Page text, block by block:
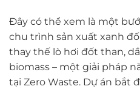
Đây có thể xem là một
chu trình sản xuất xanh
thay thế lò hơi đốt than,
biomass – một giải pháp
tại Zero Waste. Dự án bắt